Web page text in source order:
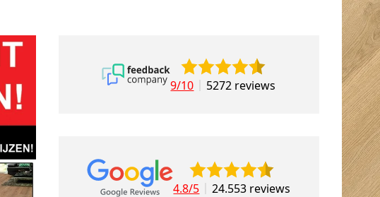
9/10 5272 reviews
4.8/5 24.553 reviews